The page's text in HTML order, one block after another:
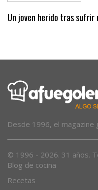
Un joven herido tras
Desde 1996, el
© 1996 - 2026. 31 años.
Blog de cocina
Recetas